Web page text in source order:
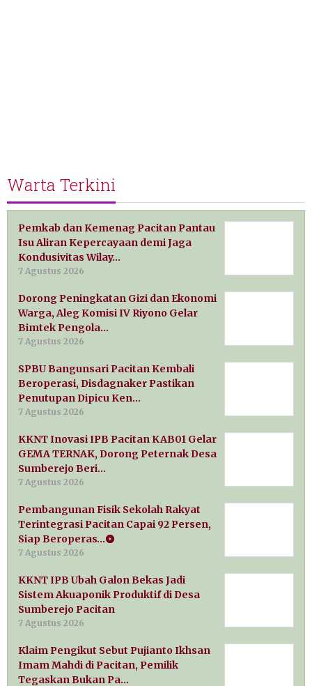
Warta Terkini
Pemkab dan Kemenag Pacitan Pantau
Isu Aliran Kepercayaan demi Jaga
Kondusivitas Wilay…
7 Agustus 2026
Dorong Peningkatan Gizi dan Ekonomi
Warga, Aleg Komisi IV Riyono Gelar
Bimtek Pengola…
7 Agustus 2026
SPBU Bangunsari Pacitan Kembali
Beroperasi, Disdagnaker Pastikan
Penutupan Dipicu Ken…
7 Agustus 2026
KKNT Inovasi IPB Pacitan KAB01 Gelar
GEMA TERNAK, Dorong Peternak Desa
Sumberejo Beri…
7 Agustus 2026
Pembangunan Fisik Sekolah Rakyat
Terintegrasi Pacitan Capai 92 Persen,
Siap Beroperas…
7 Agustus 2026
KKNT IPB Ubah Galon Bekas Jadi
Sistem Akuaponik Produktif di Desa
Sumberejo Pacitan
7 Agustus 2026
Klaim Pengikut Sebut Pujianto Ikhsan
Imam Mahdi di Pacitan, Pemilik
Tegaskan Bukan Pa…